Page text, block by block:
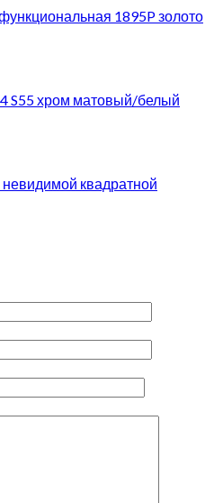
1895P золото
S55 хром матовый/белый
квадратной